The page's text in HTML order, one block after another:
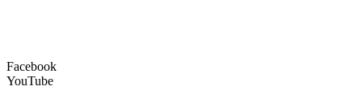
Facebook
YouTube